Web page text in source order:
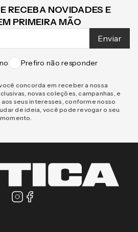
RECEBA NOVIDADES E
PRIMEIRA MÃO
Enviar
Prefiro não responder
concorda em receber a nossa
novas coleções, campanhas, e
seus interesses, conforme nosso
de ideia, você pode revogar o seu